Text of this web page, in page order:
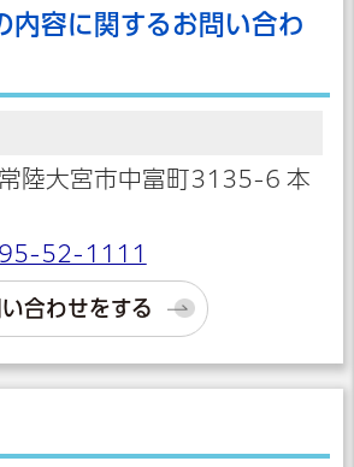
内容に関するお問い合わ
陸大宮市中富町3135-6 本
52-1111
合わせをする